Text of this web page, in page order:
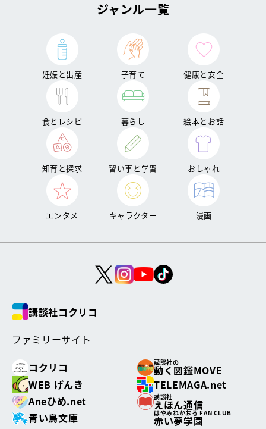
ジャンル一覧
妊娠と出産 子育て 健康と安全
食とレシピ 暮らし 絵本とお話
知育と探求 習い事と学習 おしゃれ
エンタメ キャラクター 漫画
講談社コクリコ
ファミリーサイト
コクリコ
講談社の
動く図鑑MOVE
WEB げんき
TELEMAGA.net
Aneひめ.net
講談社
えほん通信
青い鳥文庫
はやみねかおる FAN CLUB
赤い夢学園